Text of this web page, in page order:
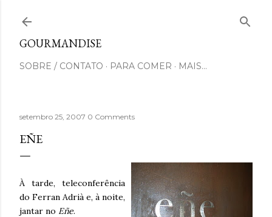
GOURMANDISE
SOBRE / CONTATO PARA COMER MAIS…
setembro 25, 2007 0 Comments
EÑE
À tarde, teleconferência
do Ferran Adrià e, à noite,
jantar no Eñe.